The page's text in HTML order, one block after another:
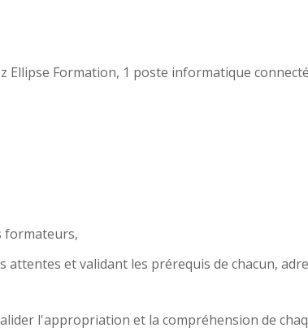
Formation, 1 poste informatique
formateurs,
et validant les prérequis de chacun,
l'appropriation et la compréhension de